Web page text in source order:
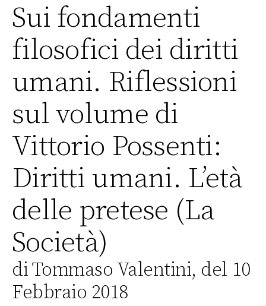
Sui fondamenti
filosofici dei diritti
umani. Riflessioni
sul volume di
Vittorio Possenti:
Diritti umani. L’età
delle pretese (La
Società)
di Tommaso Valentini, del 10
Febbraio 2018